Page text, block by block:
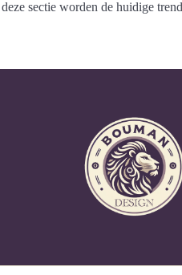
sectie worden de huidige